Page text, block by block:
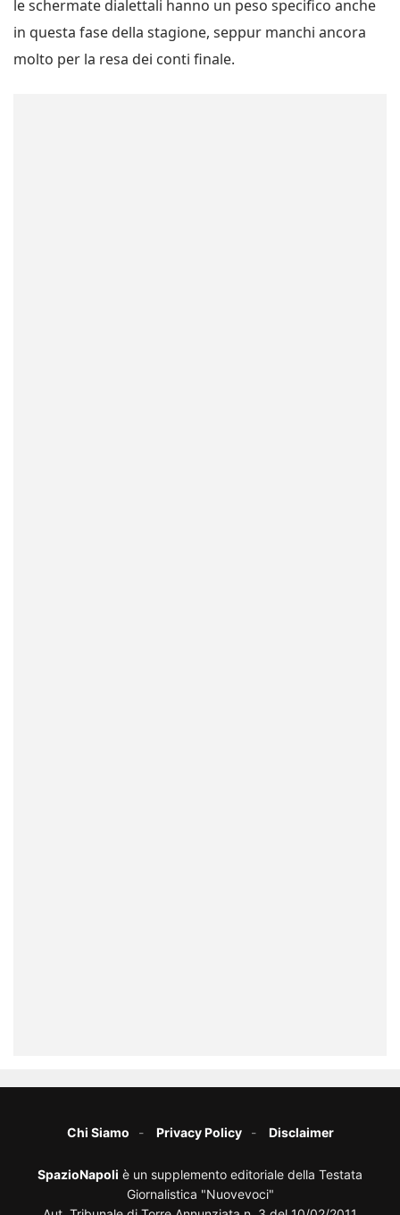
le schermate dialettali hanno un peso specifico anche
in questa fase della stagione, seppur manchi ancora
molto per la resa dei conti finale.
Chi Siamo Privacy Policy Disclaimer
SpazioNapoli è un supplemento editoriale della Testata
Giornalistica "Nuovevoci"